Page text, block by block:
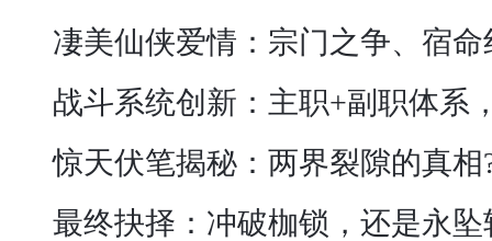
凄美仙侠爱情：宗门之争、宿
战斗系统创新：主职+副职体系
惊天伏笔揭秘：两界裂隙的真
最终抉择：冲破枷锁，还是永坠